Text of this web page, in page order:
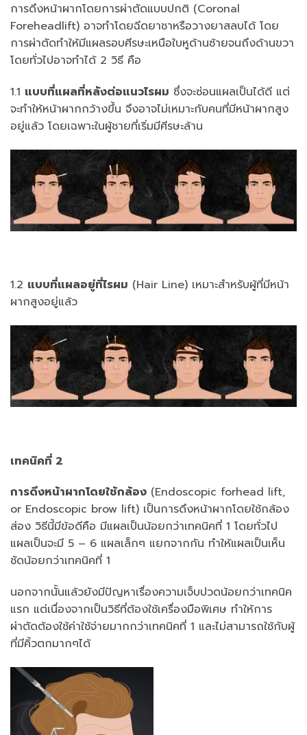
การดึงหน้าผากโดยการผ่าตัดแบบปกติ (Coronal
Foreheadlift) อาจทำโดยฉีดยาชาหรือวางยาสลบได้ โดย
การผ่าตัดทำให้มีแผลรอบศีรษะเหนือใบหูด้านซ้ายจนถึงด้านขวา
โดยทั่วไปอาจทำได้ 2 วิธี คือ
1.1 แบบที่แผลที่หลังต่อแนวไรผม ซึ่งจะซ่อนแผลเป็นได้ดี แต่
จะทำให้หน้าผากกว้างขึ้น จึงอาจไม่เหมาะกับคนที่มีหน้าผากสูง
อยู่แล้ว โดยเฉพาะในผู้ชายที่เริ่มมีศีรษะล้าน
1.2 แบบที่แผลอยู่ที่ไรผม (Hair Line) เหมาะสำหรับผู้ที่มีหน้า
ผากสูงอยู่แล้ว
เทคนิคที่ 2
การดึงหน้าผากโดยใช้กล้อง (Endoscopic forhead lift,
or Endoscopic brow lift) เป็นการดึงหน้าผากโดยใช้กล้อง
ส่อง วิธีนี้มีข้อดีคือ มีแผลเป็นน้อยกว่าเทคนิคที่ 1 โดยทั่วไป
แผลเป็นจะมี 5 – 6 แผลเล็กๆ แยกจากกัน ทำให้แผลเป็นเห็น
ชัดน้อยกว่าเทคนิคที่ 1
นอกจากนั้นแล้วยังมีปัญหาเรื่องความเจ็บปวดน้อยกว่าเทคนิค
แรก แต่เนื่องจากเป็นวิธีที่ต้องใช้เครื่องมือพิเศษ ทำให้การ
ผ่าตัดต้องใช้ค่าใช้จ่ายมากกว่าเทคนิคที่ 1 และไม่สามารถใช้กับผู้
ที่มีคิ้วตกมากๆได้